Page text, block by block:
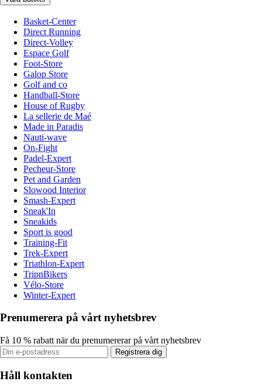
Basket-Center
Direct Running
Direct-Volley
Espace Golf
Foot-Store
Galop Store
Golf and co
Handball-Store
House of Rugby
La sellerie de Maé
Made in Paradis
Nauti-wave
On-Fight
Padel-Expert
Pecheur-Store
Pet and Garden
Slowood Interior
Smash-Expert
Sneak'In
Sneakids
Sport is good
Training-Fit
Trek-Expert
Triathlon-Expert
TripnBikers
Vélo-Store
Winter-Expert
Prenumerera på vårt nyhetsbrev
Få 10 % rabatt när du prenumererar på vårt nyhetsbrev
Registrera dig
Håll kontakten